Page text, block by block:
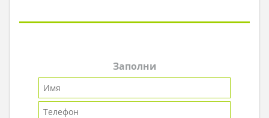
Заполни